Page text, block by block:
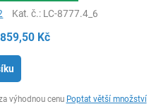
Kat. č.: LC-8777.4_6
Kč
výhodnou cenu Poptat větší množství